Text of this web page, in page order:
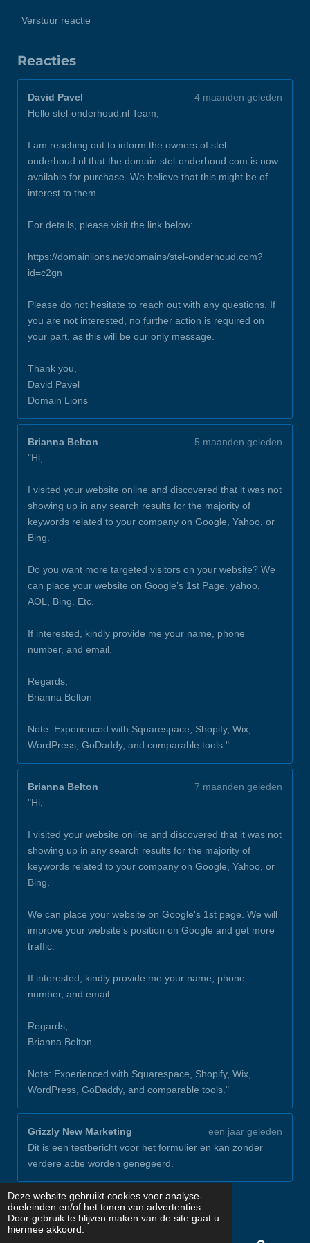
Deze website gebruikt cookies voor analyse-
doeleinden en/of het tonen van advertenties.
Door gebruik te blijven maken van de site gaat u
hiermee akkoord.
Verstuur reactie
Reacties
David Pavel
4 maanden geleden
Hello stel-onderhoud.nl Team,
I am reaching out to inform the owners of stel-
onderhoud.nl that the domain stel-onderhoud.com is now
available for purchase. We believe that this might be of
interest to them.
For details, please visit the link below:
https://domainlions.net/domains/stel-onderhoud.com?
id=c2gn
Please do not hesitate to reach out with any questions. If
you are not interested, no further action is required on
your part, as this will be our only message.
Thank you,
David Pavel
Domain Lions
Brianna Belton
5 maanden geleden
"Hi,
I visited your website online and discovered that it was not
showing up in any search results for the majority of
keywords related to your company on Google, Yahoo, or
Bing.
Do you want more targeted visitors on your website? We
can place your website on Google’s 1st Page. yahoo,
AOL, Bing. Etc.
If interested, kindly provide me your name, phone
number, and email.
Regards,
Brianna Belton
Note: Experienced with Squarespace, Shopify, Wix,
WordPress, GoDaddy, and comparable tools."
Brianna Belton
7 maanden geleden
"Hi,
I visited your website online and discovered that it was not
showing up in any search results for the majority of
keywords related to your company on Google, Yahoo, or
Bing.
We can place your website on Google's 1st page. We will
improve your website’s position on Google and get more
traffic.
If interested, kindly provide me your name, phone
number, and email.
Regards,
Brianna Belton
Note: Experienced with Squarespace, Shopify, Wix,
WordPress, GoDaddy, and comparable tools."
Grizzly New Marketing
een jaar geleden
Dit is een testbericht voor het formulier en kan zonder
verdere actie worden genegeerd.
© 2024 Stel Vloeren
Powered byJouwWeb